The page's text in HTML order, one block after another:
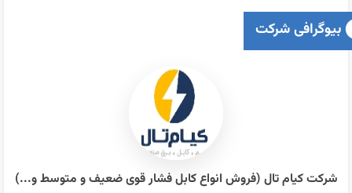
بیوگرافی شرکت
شرکت کیام تال (فروش انواع کابل فشار قوی ضعیف و متوسط و...)